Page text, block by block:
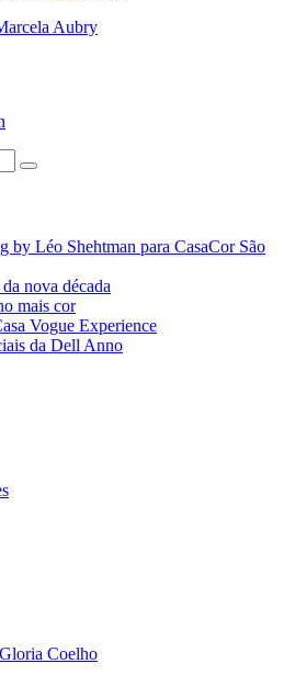
by Léo Shehtman para CasaCor São
nova década
mais cor
Vogue Experience
da Dell Anno